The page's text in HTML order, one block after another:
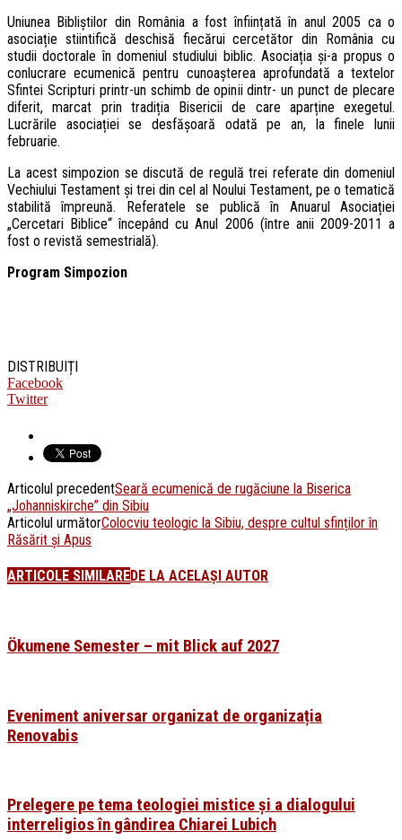
Uniunea Bibliștilor din România a fost înființată în anul 2005 ca o
asociație stiintifică deschisă fiecărui cercetător din România cu
studii doctorale în domeniul studiului biblic. Asociația și-a propus o
conlucrare ecumenică pentru cunoașterea aprofundată a textelor
Sfintei Scripturi printr-un schimb de opinii dintr- un punct de plecare
diferit, marcat prin tradiția Bisericii de care aparține exegetul.
Lucrările asociației se desfășoară odată pe an, la finele lunii
februarie.
La acest simpozion se discută de regulă trei referate din domeniul
Vechiului Testament și trei din cel al Noului Testament, pe o tematică
stabilită împreună. Referatele se publică în Anuarul Asociației
„Cercetari Biblice“ începând cu Anul 2006 (între anii 2009-2011 a
fost o revistă semestrială).
Program Simpozion
DISTRIBUIȚI
Facebook
Twitter
Articolul precedentSeară ecumenică de rugăciune la Biserica
„Johanniskirche” din Sibiu
Articolul următorColocviu teologic la Sibiu, despre cultul sfinților în
Răsărit și Apus
ARTICOLE SIMILAREDE LA ACELAȘI AUTOR
Ökumene Semester – mit Blick auf 2027
Eveniment aniversar organizat de organizația
Renovabis
Prelegere pe tema teologiei mistice și a dialogului
interreligios în gândirea Chiarei Lubich